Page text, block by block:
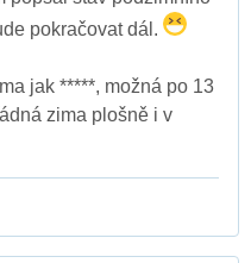
pokračovat dál.
jak *****, možná po 13
zima plošně i v